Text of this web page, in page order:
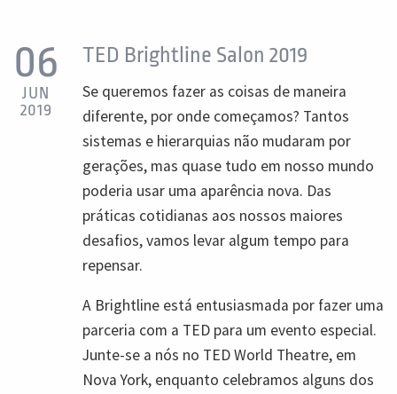
06
JUN
2019
TED Brightline Salon 2019
Se queremos fazer as coisas de maneira
diferente, por onde começamos? Tantos
sistemas e hierarquias não mudaram por
gerações, mas quase tudo em nosso mundo
poderia usar uma aparência nova. Das
práticas cotidianas aos nossos maiores
desafios, vamos levar algum tempo para
repensar.
A Brightline está entusiasmada por fazer uma
parceria com a TED para um evento especial.
Junte-se a nós no TED World Theatre, em
Nova York, enquanto celebramos alguns dos